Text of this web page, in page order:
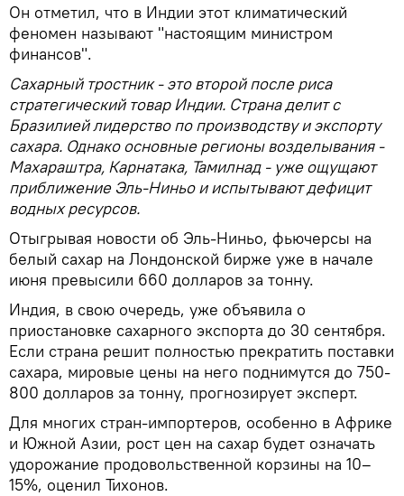
Он отметил, что в Индии этот климатический
феномен называют "настоящим министром
финансов".
Сахарный тростник - это второй после риса
стратегический товар Индии. Страна делит с
Бразилией лидерство по производству и экспорту
сахара. Однако основные регионы возделывания -
Махараштра, Карнатака, Тамилнад - уже ощущают
приближение Эль-Ниньо и испытывают дефицит
водных ресурсов.
Отыгрывая новости об Эль-Ниньо, фьючерсы на
белый сахар на Лондонской бирже уже в начале
июня превысили 660 долларов за тонну.
Индия, в свою очередь, уже объявила о
приостановке сахарного экспорта до 30 сентября.
Если страна решит полностью прекратить поставки
сахара, мировые цены на него поднимутся до 750-
800 долларов за тонну, прогнозирует эксперт.
Для многих стран-импортеров, особенно в Африке
и Южной Азии, рост цен на сахар будет означать
удорожание продовольственной корзины на 10–
15%, оценил Тихонов.